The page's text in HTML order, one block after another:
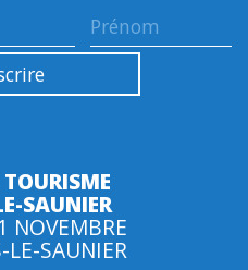
TOURISME
SAUNIER
NOVEMBRE
SAUNIER